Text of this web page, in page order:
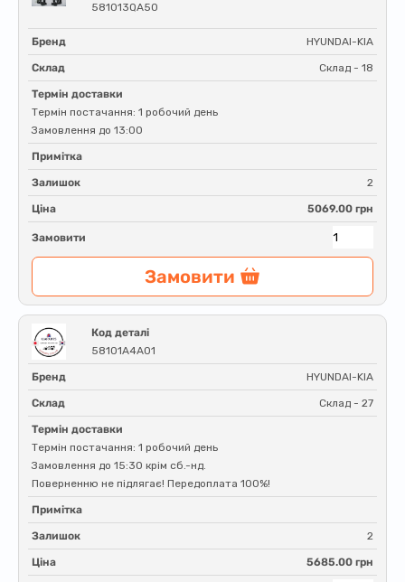
581013QA50
Бренд HYUNDAI-KIA
Склад Склад - 18
Термін доставки
Термін постачання: 1 робочий день
Замовлення до 13:00
Примітка
Залишок 2
Ціна 5069.00 грн
Замовити
Замовити
Код деталі
58101A4A01
Бренд HYUNDAI-KIA
Склад Склад - 27
Термін доставки
Термін постачання: 1 робочий день
Замовлення до 15:30 крім сб.-нд.
Поверненню не підлягає! Передоплата 100%!
Примітка
Залишок 2
Ціна 5685.00 грн